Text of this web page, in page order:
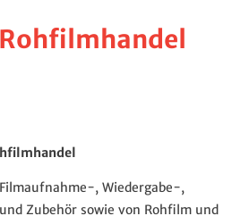
, Wiedergabe-,
Zubehör sowie von Rohfilm und